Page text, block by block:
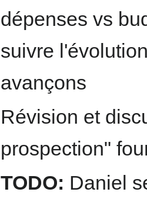
dépenses vs
suivre
avançons
Révision et
prospection"
TODO: Daniel